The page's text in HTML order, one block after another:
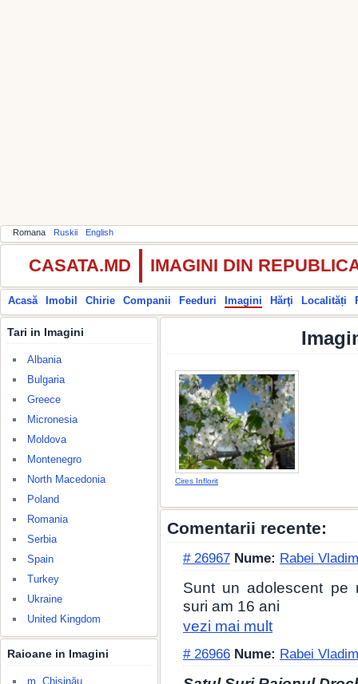
Romana Ruskii English
CASATA.MD IMAGINI DIN
Acasă Imobil Chirie Companii Feeduri Imagini Hărţi Localități
Tari in Imagini
Albania
Bulgaria
Greece
Micronesia
Moldova
Montenegro
North Macedonia
Poland
Romania
Serbia
Spain
Turkey
Ukraine
United Kingdom
Raioane in Imagini
m. Chişinău
Cires Inflorit
Comentarii recente:
# 26967 Nume: Rabei
Sunt un adolescent pe
suri am 16 ani
vezi mai mult
# 26966 Nume: Rabei